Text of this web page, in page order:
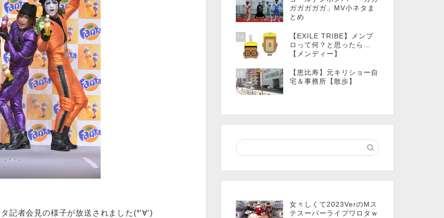
記者会見の様子が放送されました(*‘∀‘)
ガガガガガ」MV小ネタま
とめ
14
【EXILE TRIBE】メンプ
ロって何？と思ったら…
【メンディー】
15
【恵比寿】元キリショー自
宅＆事務所【散歩】
女々しくて2023VerのMス
テスーパーライブワロタｗ